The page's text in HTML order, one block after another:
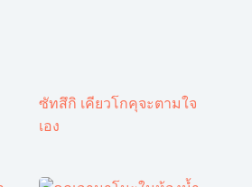
ซัทสึกิ เคียวโกคุจะตามใจ
เอง